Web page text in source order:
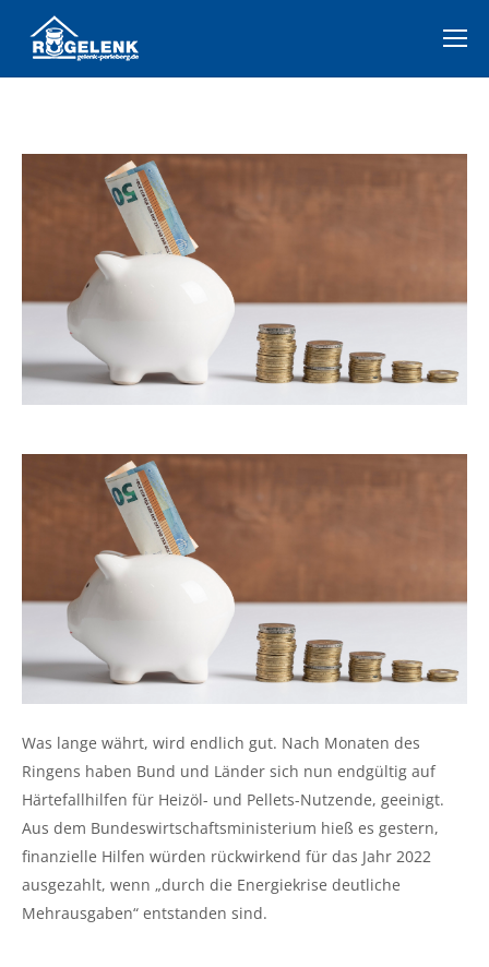
Was lange währt, wird endlich gut. Nach Monaten des
Ringens haben Bund und Länder sich nun endgültig auf
Härtefallhilfen für Heizöl- und Pellets-Nutzende, geeinigt.
Aus dem Bundeswirtschaftsministerium hieß es gestern,
finanzielle Hilfen würden rückwirkend für das Jahr 2022
ausgezahlt, wenn „durch die Energiekrise deutliche
Mehrausgaben“ entstanden sind.